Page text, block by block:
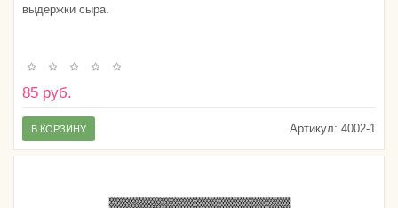
выдержки сыра.
85 руб.
Артикул: 4002-1
В КОРЗИНУ